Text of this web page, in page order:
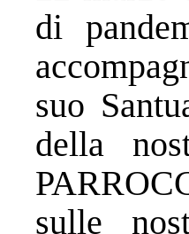
di
suo
della
sulle